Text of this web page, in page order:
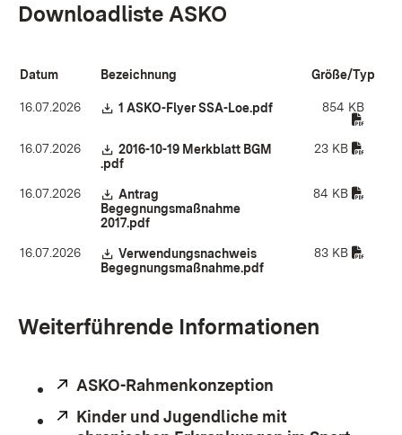
Downloadliste ASKO
Datum Bezeichnung Größe/Typ
16.07.2026 Download:
1 ASKO-Flyer SSA-Loe.pdf(Öffnet in neuem
854 KB
16.07.2026 Download:
2016-10-19 Merkblatt BGM
.pdf
23 KB
16.07.2026 Download:
Antrag
Begegnungsmaßnahme
2017.pdf
84 KB
16.07.2026 Download:
Verwendungsnachweis
Begegnungsmaßnahme.pdf
83 KB
Weiterführende Informationen
Extern:
ASKO-Rahmenkonzeption
Extern:
Kinder und Jugendliche mit